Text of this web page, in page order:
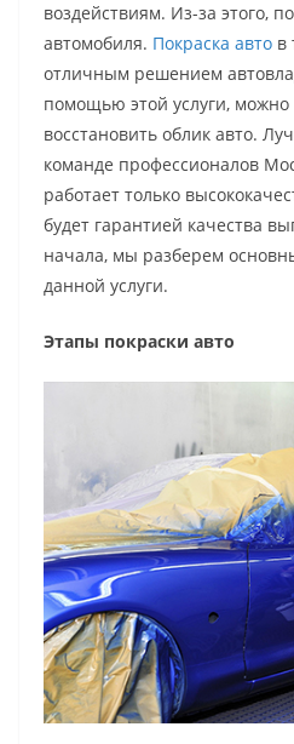
воздействиям. Из-за этого,
автомобиля. Покраска авто в
отличным решением
помощью этой услуги,
восстановить облик авто.
команде профессионалов
работает только
будет гарантией качества
начала, мы разберем
данной услуги.
Этапы покраски авто